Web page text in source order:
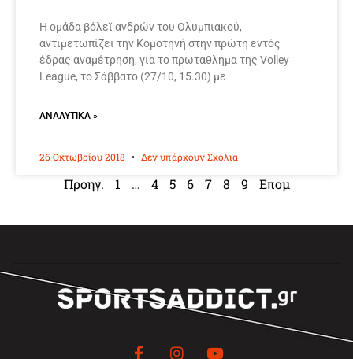
Η ομάδα βόλεϊ ανδρών του Ολυμπιακού,
αντιμετωπίζει την Κομοτηνή στην πρώτη εντός
έδρας αναμέτρηση, για το πρωτάθλημα της Volley
League, το Σάββατο (27/10, 15.30) με
ΑΝΑΛΥΤΙΚΆ »
26 Οκτωβρίου 2018 Δεν υπάρχουν Σχόλια
Προηγ. 1 … 4 5 6 7 8 9 Επομ